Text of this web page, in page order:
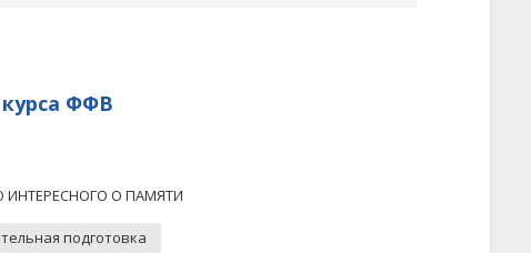
ФФВ
ИНТЕРЕСНОГО О ПАМЯТИ
подготовка